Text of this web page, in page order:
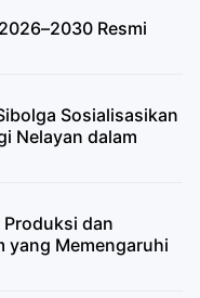
Resmi
Sosialisasikan
Nelayan dalam
dan
yang Memengaruhi